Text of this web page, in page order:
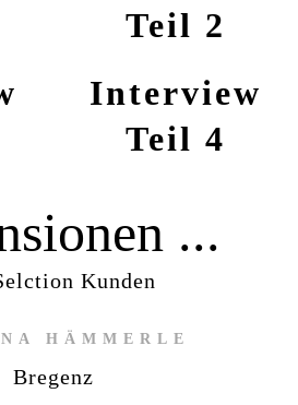
Teil 2
Interview
Teil 4
...
Kunden
HÄMMERLE
Bregenz